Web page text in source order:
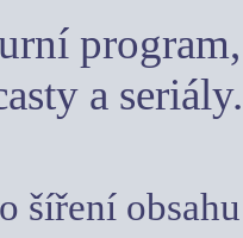
a seriály.
šíření